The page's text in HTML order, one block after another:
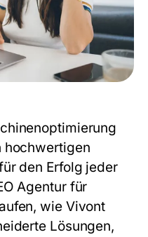
hochwertigen
den Erfolg jeder
Agentur für
, wie Vivont
Lösungen,